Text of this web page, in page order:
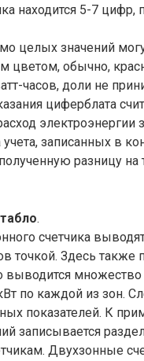
находится 5-7
целых значений
цветом, обычно,
часов, доли не
циферблата
учета, записанных в
разницу
.
счетчика
точкой. Здесь
выводится
по каждой из зон.
показателей. К
записывается
Двухзонные